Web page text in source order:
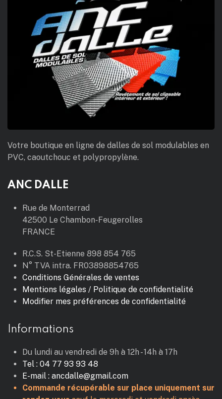
Votre boutique en ligne de dalles de sol modulables en
PVC, caoutchouc et polypropylène.
ANC DALLE
Rue de Monterrad
42500 Le Chambon-Feugerolles
FRANCE
R.C.S. St-Etienne 898 854 765
N° TVA intra. FR03898854765
Conditions Générales de ventes
Mentions légales / Politique de confidentialité
Modifier mes préférences de confidentialité
Informations
Du lundi au vendredi de 9h à 12h - 14h à 17h
Tel : 04 77 93 93 48
E-mail : ancdalle@gmail.com
Commande récupérable sur place uniquement sur